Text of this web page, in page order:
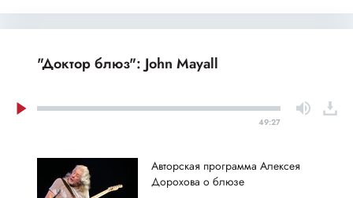
"Доктор блюз": John Mayall
49:27
Авторская программа Алексея
Дорохова о блюзе